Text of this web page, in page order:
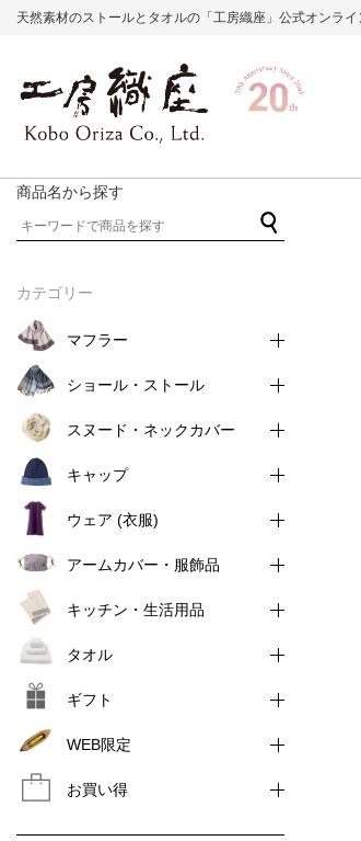
天然素材のストールとタオルの「工房織座」公式オンラ
商品名から探す
カテゴリー
マフラー
ショール・ストール
スヌード・ネックカバー
キャップ
ウェア (衣服)
アームカバー・服飾品
キッチン・生活用品
タオル
ギフト
WEB限定
お買い得